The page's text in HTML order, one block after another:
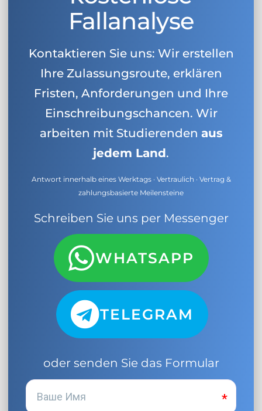
Fallanalyse
Kontaktieren Sie uns: Wir erstellen
Ihre Zulassungsroute, erklären
Fristen, Anforderungen und Ihre
Einschreibungschancen. Wir
arbeiten mit Studierenden aus
jedem Land.
Antwort innerhalb eines Werktags · Vertraulich · Vertrag &
zahlungsbasierte Meilensteine
Schreiben Sie uns per Messenger
WHATSAPP
TELEGRAM
oder senden Sie das Formular